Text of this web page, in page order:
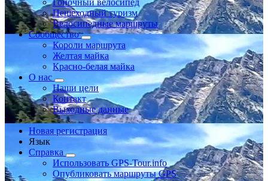
Гоночный велосипед
Пешеходный туризм
Велосипедные маршруты
Сообщество
Короли маршрута
Желтая майка
Красно-белая майка
О нас
Наши цели
Контакт
Выходные данные
Новая регистрация
Язык
Справка
Использовать GPS-Tour.info
Опубликовать маршруты GPS